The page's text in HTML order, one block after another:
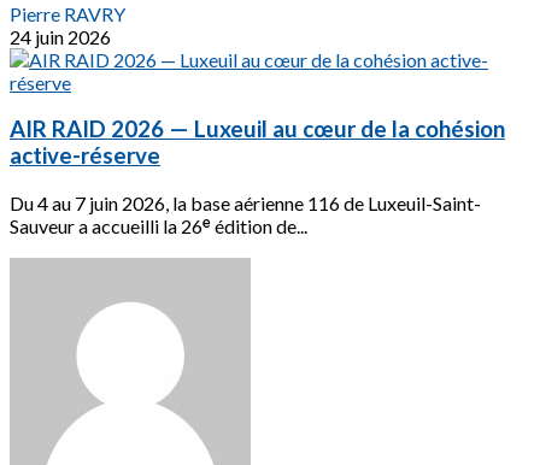
Pierre RAVRY
24 juin 2026
AIR RAID 2026 — Luxeuil au cœur de la cohésion
active-réserve
Du 4 au 7 juin 2026, la base aérienne 116 de Luxeuil-Saint-
Sauveur a accueilli la 26ᵉ édition de...